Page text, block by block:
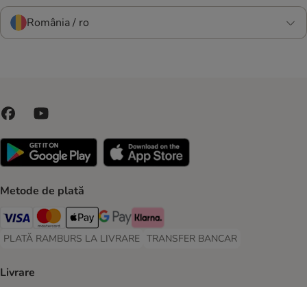
România / ro
Metode de plată
Visa Payment Method
Master Card Payment Method
Apple Pay Payment Method
Google Pay Payment Method
Klarna Payment Method
PLATĂ RAMBURS LA LIVRARE
PLATĂ RAMBURS LA LIVRARE Payment Method
TRANSFER BANCAR
TRANSFER BANCAR Payment
Livrare